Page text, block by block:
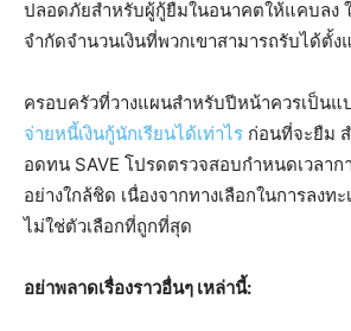
ปลอดภัยสำหรับผู้กู้ยืมในอนาคตให้แคบลง
จำกัดจำนวนเงินที่พวกเขาสามารถรับได้ตั้ง
ครอบครัวที่วางแผนสำหรับปีหน้าควรเป็นแ
จ่ายหนี้เงินกู้นักเรียนได้เท่าไร ก่อนที่จะยืม
อดทน SAVE โปรดตรวจสอบกำหนดเวลา
อย่างใกล้ชิด เนื่องจากทางเลือกในการลงท
ไม่ใช่ตัวเลือกที่ถูกที่สุด
อย่าพลาดเรื่องราวอื่นๆ เหล่านี้: